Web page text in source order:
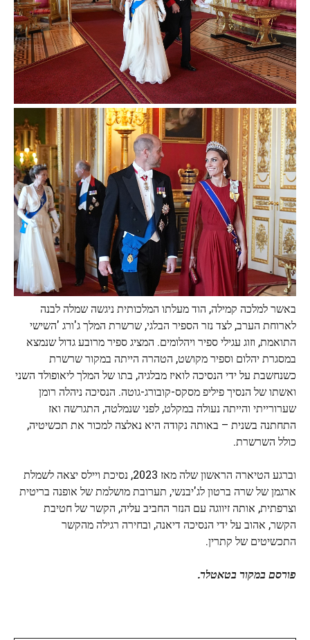
באשר למלכה קמילה, הוד מעלתו המלכותית ניגשה שמלה לבנה
לארוחת הערב, לצד נזר הספיר הבלגי, שרשרת המלך ג'ורג 'השישי
התואמת, וזוג עגילי ספיר ויהלומים. המציג ספיר מרובע גדול שנמצא
במסגרת יהלום וספיר מקושט, הטהרה הייתה במקור שרשרת
כשנחשבת על ידי הנסיכה לואיז מבלגיה, בתו של המלך ליאופולד השני
ואשתו של הנסיך פיליפ מסקס-קובורג-גוטה. הנסיכה ניהלה רומן
שערורייתי והייתה נעולה במקלט, לפני שנמלטה, התגרשה ואז
התחתנה בשנית – באותה נקודה היא נאלצה למכור את תכשיטיה,
כולל השרשרת.
וברגע הטיארה הראשון שלה מאז 2023, נסיכת ויילס יצאה לשמלת
ארגמן של שרה ברטון לג'יבנשי, תערובת מושלמת של אופנה בריטית
וצרפתית, אותה זיווגה עם הנזר החביב עליה, הקשר של חטיבת
הקשר, אהוב על ידי הנסיכה דיאנה, ובחירה רגילה מהקשר
התכשיטים של קתרין.
פורסם במקור בטאטלר.